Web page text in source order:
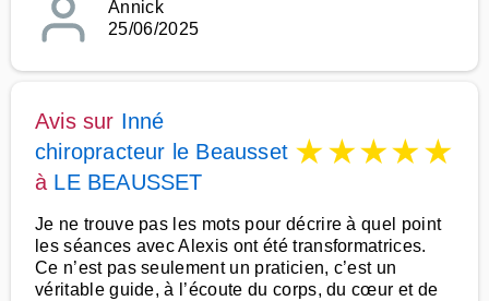
Annick
25/06/2025
Avis sur Inné
chiropracteur le Beausset
à LE BEAUSSET
★★★★★
Je ne trouve pas les mots pour décrire à quel point
les séances avec Alexis ont été transformatrices.
Ce n’est pas seulement un praticien, c’est un
véritable guide, à l’écoute du corps, du cœur et de